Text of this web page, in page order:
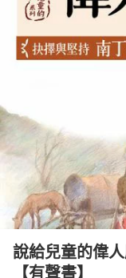
女裝
電
說給兒童的偉
【有聲書】